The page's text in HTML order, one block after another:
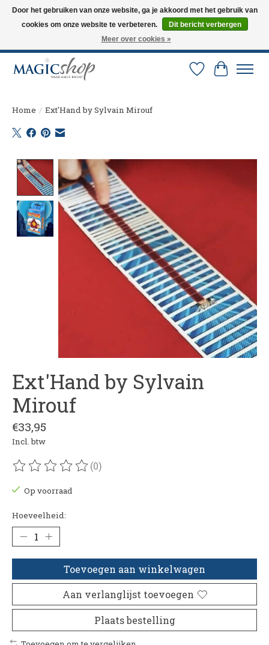
Altijd de nieuwste trucs op voorraad. Snelle verzending via PostNL en DHL.
Langskomen in onze winkel? Bel of mail om een afspraak te maken. 0251-
Verlanglijst
Home / Ext'Hand by Sylvain Mirouf
Product image slideshow Items
Ext'Hand by Sylvain
Mirouf
€33,95
Incl. btw
De beoordeling van dit product is
(0)
Op voorraad
Hoeveelheid:
Toevoegen aan winkelwagen
Aan verlanglijst toevoegen
Plaats bestelling
Door het gebruiken van onze website, ga je akkoord met het gebruik van
cookies om onze website te verbeteren.
Dit bericht verbergen
Meer over cookies »